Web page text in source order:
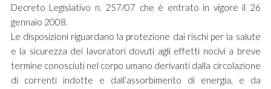
Decreto Legislativo n. 257/07 che è entrato in vigore il 26
gennaio 2008.
Le disposizioni riguardano la protezione dai rischi per la salute
e la sicurezza dei lavoratori dovuti agli effetti nocivi a breve
termine conosciuti nel corpo umano derivanti dalla circolazione
di correnti indotte e dall’assorbimento di energia, e da